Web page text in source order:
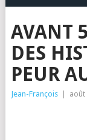
AVANT
DES
PEUR
Jean-François août